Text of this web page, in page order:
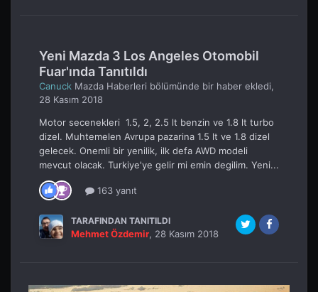
Yeni Mazda 3 Los Angeles Otomobil
Fuar'ında Tanıtıldı
Canuck Mazda Haberleri bölümünde bir haber ekledi,
28 Kasım 2018
Motor secenekleri 1.5, 2, 2.5 lt benzin ve 1.8 lt turbo
dizel. Muhtemelen Avrupa pazarina 1.5 lt ve 1.8 dizel
gelecek. Onemli bir yenilik, ilk defa AWD modeli
mevcut olacak. Turkiye'ye gelir mi emin degilim. Yeni...
163 yanıt
TARAFINDAN TANITILDI
Mehmet Özdemir, 28 Kasım 2018